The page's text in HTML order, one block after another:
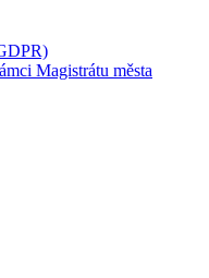
Magistrátu města